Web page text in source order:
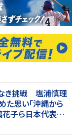
き挑戦 塩浦慎理
た思い「沖縄から
花子ら日本代表も